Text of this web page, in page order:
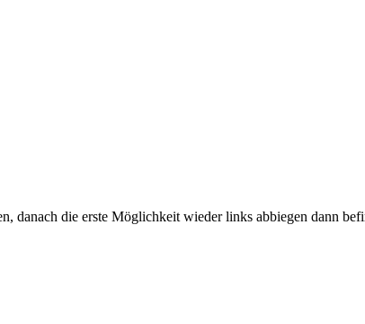
danach die erste Möglichkeit wieder links abbiegen dann